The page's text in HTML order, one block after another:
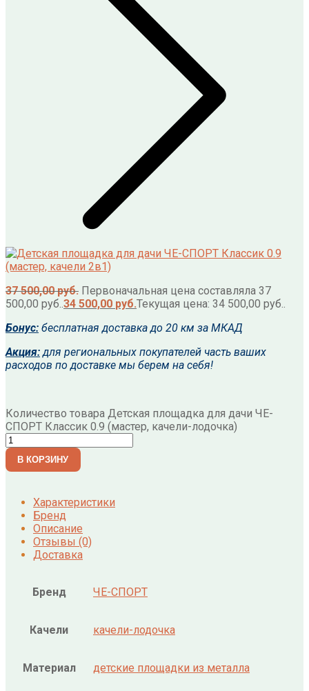
37 500,00руб. Первоначальная цена составляла 37
500,00 руб..34 500,00 руб.Текущая цена: 34 500,00 руб..
Бонус: бесплатная доставка до 20 км за МКАД
Акция:для региональных покупателей часть ваших
расходов по доставке мы берем на себя!
Количество товара Детская площадка для дачи ЧЕ-
СПОРТ Классик 0.9 (мастер, качели-лодочка)
В КОРЗИНУ
Характеристики
Бренд
Описание
Отзывы (0)
Доставка
Бренд ЧЕ-СПОРТ
Качели качели-лодочка
Материал детские площадки из металла